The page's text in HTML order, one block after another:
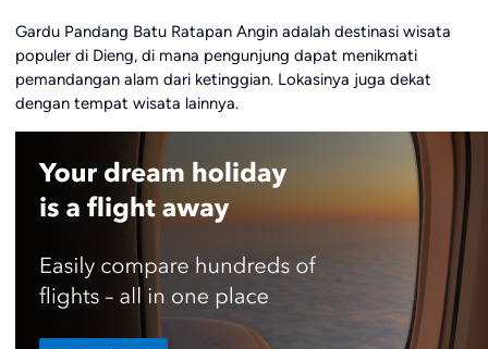
Gardu Pandang Batu Ratapan Angin adalah destinasi wisata
populer di Dieng, di mana pengunjung dapat menikmati
pemandangan alam dari ketinggian. Lokasinya juga dekat
dengan tempat wisata lainnya.